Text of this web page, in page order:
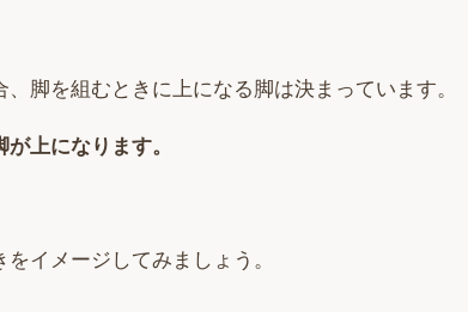
脚を組むときに上になる脚は決まっています。
上になります。
イメージしてみましょう。